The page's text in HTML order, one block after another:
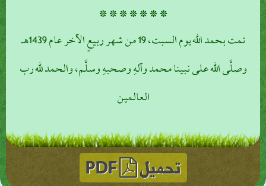
* * * * * * *
تمت بحمد الله يوم السبت، 19 من شهر ربيعٍ الآخر عام 1439هـ
وصلَّى الله على نبينا محمد وآلهِ وصحبهِ وسلَّم، والحمد لله رب
العالمين
تحميل PDF